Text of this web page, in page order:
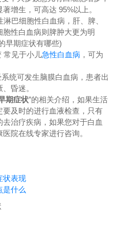
增生，可高达 95%以上。
巴细胞性白血病，肝、脾、
性白血病则脾肿大更为明
早期症状有哪些)
见于小儿急性白血病 ，可为
可发生脑膜白血病，患者出
昏迷。
期症状”的相关介绍，如果生活
及时的进行血液检查，只有
治疗疾病，如果您对于白血
院在线专家进行咨询。
状表现
是什么